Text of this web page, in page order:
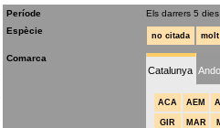
Període
Els darrers 5 dies
Espècie
no citada
Comarca
Catalunya
ACA AEM
GIR MAR